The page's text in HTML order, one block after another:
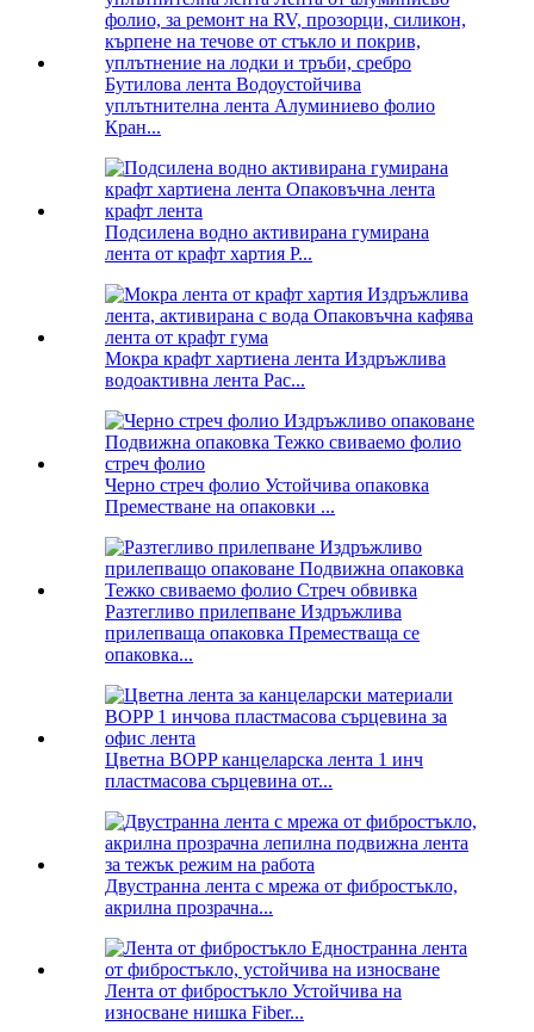
Бутилова лента Водоустойчива
уплътнителна лента Алуминиево фолио
Кран...
Подсилена водно активирана гумирана
лента от крафт хартия P...
Мокра крафт хартиена лента Издръжлива
водоактивна лента Pac...
Черно стреч фолио Устойчива опаковка
Преместване на опаковки ...
Разтегливо прилепване Издръжлива
прилепваща опаковка Преместваща се
опаковка...
Цветна BOPP канцеларска лента 1 инч
пластмасова сърцевина от...
Двустранна лента с мрежа от фибростъкло,
акрилна прозрачна...
Лента от фибростъкло Устойчива на
износване нишка Fiber...